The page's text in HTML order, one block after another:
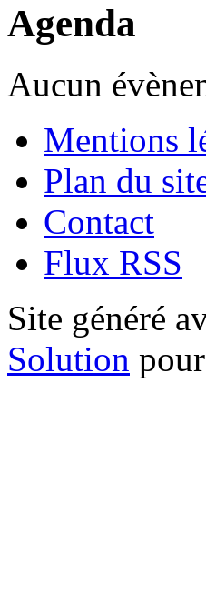
Agenda
Aucun
Mentions
Plan du
Contact
Flux RSS
Site généré
Solution